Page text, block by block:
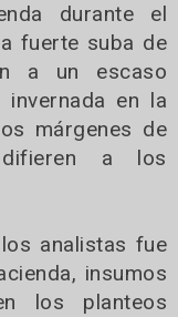
durante el
fuerte suba de
a un escaso
en la
márgenes de
a los
analistas fue
insumos
los planteos